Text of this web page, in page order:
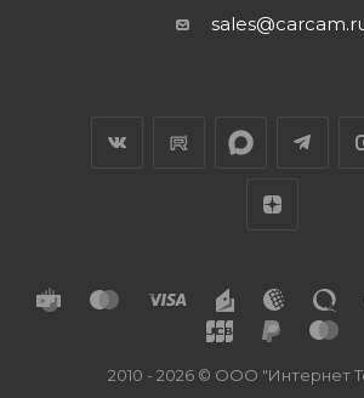
2010 - 2026 © ООО "Интернет